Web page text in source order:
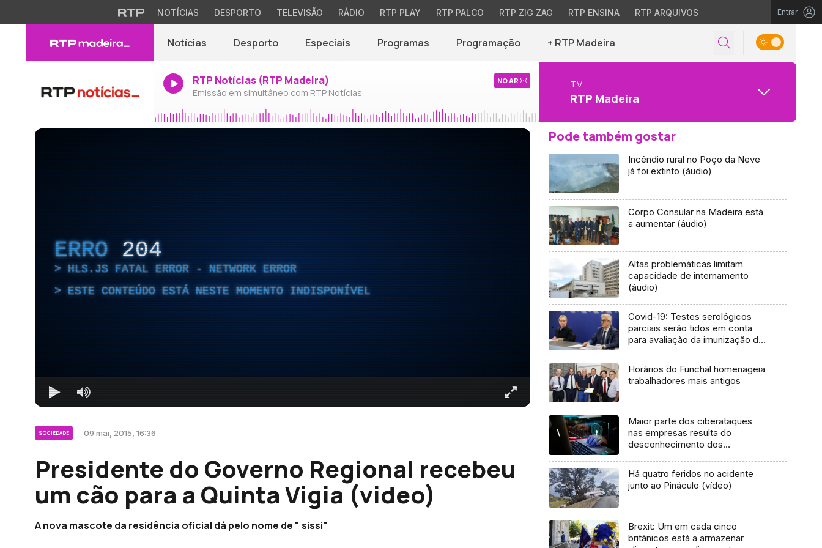
NOTÍCIAS DESPORTO TELEVISÃO RÁDIO RTP PLAY RTP PALCO RTP ZIG ZAG RTP ENSINA RTP ARQUIVOS Entrar
Notícias Desporto Especiais Programas Programação + RTP Madeira
RTP Notícias (RTP Madeira)
Emissão em simultâneo com RTP Notícias
NO AR TV
RTP Madeira
ERRO 204
HLS.JS FATAL ERROR - NETWORK ERROR
ESTE CONTEÚDO ESTÁ NESTE MOMENTO INDISPONÍVEL
SOCIEDADE 09 mai, 2015, 16:36
Presidente do Governo Regional recebeu
um cão para a Quinta Vigia (video)
A nova mascote da residência oficial dá pelo nome de " sissi"
Pode também gostar
Incêndio rural no Poço da Neve
já foi extinto (áudio)
Corpo Consular na Madeira está
a aumentar (áudio)
Altas problemáticas limitam
capacidade de internamento
(áudio)
Covid-19: Testes serológicos
parciais serão tidos em conta
para avaliação da imunização da
Horários do Funchal homenageia
trabalhadores mais antigos
Maior parte dos ciberataques
nas empresas resulta do
desconhecimento dos
Há quatro feridos no acidente
junto ao Pináculo (vídeo)
Brexit: Um em cada cinco
britânicos está a armazenar